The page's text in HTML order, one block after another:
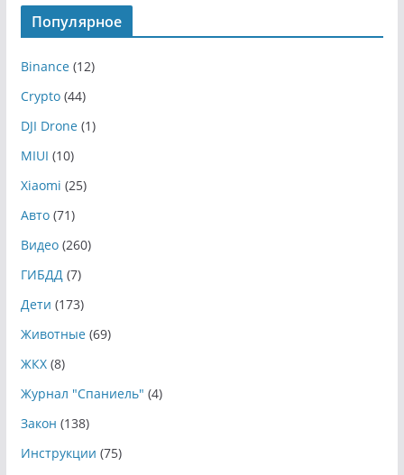
Популярное
Binance(12)
Crypto(44)
DJI Drone(1)
MIUI (10)
Xiaomi (25)
Авто(71)
Видео(260)
ГИБДД(7)
Дети (173)
Животные(69)
ЖКХ(8)
Журнал "Спаниель" (4)
Закон (138)
Инструкции (75)